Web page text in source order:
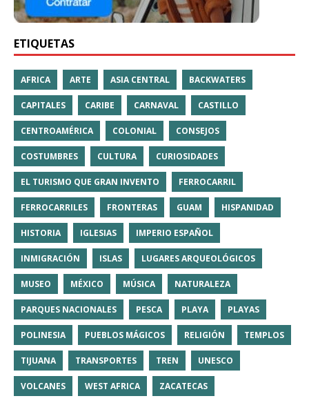
ETIQUETAS
AFRICA ARTE ASIA CENTRAL BACKWATERS
CAPITALES CARIBE CARNAVAL CASTILLO
CENTROAMÉRICA COLONIAL CONSEJOS
COSTUMBRES CULTURA CURIOSIDADES
EL TURISMO QUE GRAN INVENTO FERROCARRIL
FERROCARRILES FRONTERAS GUAM HISPANIDAD
HISTORIA IGLESIAS IMPERIO ESPAÑOL
INMIGRACIÓN ISLAS LUGARES ARQUEOLÓGICOS
MUSEO MÉXICO MÚSICA NATURALEZA
PARQUES NACIONALES PESCA PLAYA PLAYAS
POLINESIA PUEBLOS MÁGICOS RELIGIÓN TEMPLOS
TIJUANA TRANSPORTES TREN UNESCO
VOLCANES WEST AFRICA ZACATECAS